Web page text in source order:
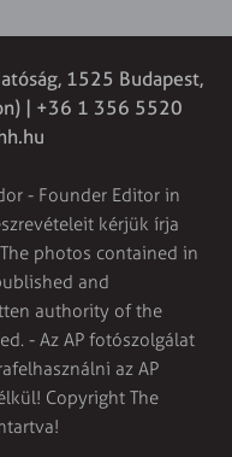
1525 Budapest,
| +36 1 356 5520
- Founder Editor in
kérjük írja
photos contained in
and
authority of the
- Az AP fotószolgálat
az AP
Copyright The